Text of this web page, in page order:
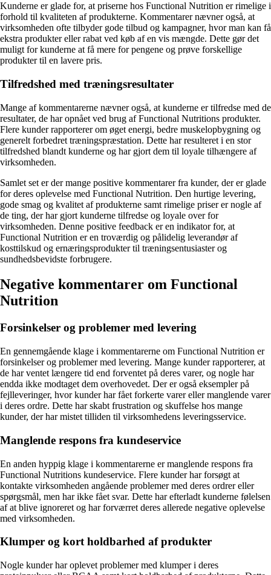
Kunderne er glade for, at priserne hos Functional Nutrition er rimelige i
forhold til kvaliteten af produkterne. Kommentarer nævner også, at
virksomheden ofte tilbyder gode tilbud og kampagner, hvor man kan få
ekstra produkter eller rabat ved køb af en vis mængde. Dette gør det
muligt for kunderne at få mere for pengene og prøve forskellige
produkter til en lavere pris.
Tilfredshed med træningsresultater
Mange af kommentarerne nævner også, at kunderne er tilfredse med de
resultater, de har opnået ved brug af Functional Nutritions produkter.
Flere kunder rapporterer om øget energi, bedre muskelopbygning og
generelt forbedret træningspræstation. Dette har resulteret i en stor
tilfredshed blandt kunderne og har gjort dem til loyale tilhængere af
virksomheden.
Samlet set er der mange positive kommentarer fra kunder, der er glade
for deres oplevelse med Functional Nutrition. Den hurtige levering,
gode smag og kvalitet af produkterne samt rimelige priser er nogle af
de ting, der har gjort kunderne tilfredse og loyale over for
virksomheden. Denne positive feedback er en indikator for, at
Functional Nutrition er en troværdig og pålidelig leverandør af
kosttilskud og ernæringsprodukter til træningsentusiaster og
sundhedsbevidste forbrugere.
Negative kommentarer om Functional
Nutrition
Forsinkelser og problemer med levering
En gennemgående klage i kommentarerne om Functional Nutrition er
forsinkelser og problemer med levering. Mange kunder rapporterer, at
de har ventet længere tid end forventet på deres varer, og nogle har
endda ikke modtaget dem overhovedet. Der er også eksempler på
fejlleveringer, hvor kunder har fået forkerte varer eller manglende varer
i deres ordre. Dette har skabt frustration og skuffelse hos mange
kunder, der har mistet tilliden til virksomhedens leveringsservice.
Manglende respons fra kundeservice
En anden hyppig klage i kommentarerne er manglende respons fra
Functional Nutritions kundeservice. Flere kunder har forsøgt at
kontakte virksomheden angående problemer med deres ordrer eller
spørgsmål, men har ikke fået svar. Dette har efterladt kunderne følelsen
af at blive ignoreret og har forværret deres allerede negative oplevelse
med virksomheden.
Klumper og kort holdbarhed af produkter
Nogle kunder har oplevet problemer med klumper i deres